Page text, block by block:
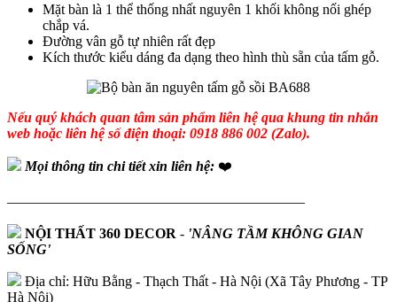
Mặt bàn là 1 thể thống nhất nguyên 1 khối không nối ghép
chắp vá.
Đường vân gỗ tự nhiên rất đẹp
Kích thước kiểu dáng đa dạng theo hình thù sẵn của tấm gỗ.
Nếu quý khách quan tâm sản phẩm liên hệ qua khung tin nhắn
web hoặc liên hệ số điện thoại: 0918 886 002 (Zalo).
Mọi thông tin chi tiết xin liên hệ: ❤️
—————————————————————
NỘI THẤT 360 DECOR - 'NÂNG TẦM KHÔNG GIAN
SỐNG'
Địa chỉ: Hữu Bằng - Thạch Thất - Hà Nội (Xã Tây Phương - TP
Hà Nội)